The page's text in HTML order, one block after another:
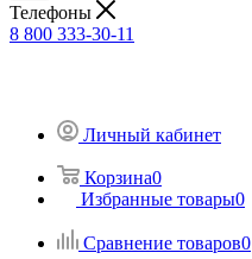
Телефоны
8 800 333-30-11
Личный кабинет
Корзина0
Избранные товары0
Сравнение товаров0